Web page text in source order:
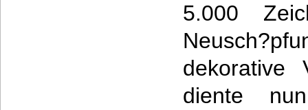
5.000
dekorative
diente